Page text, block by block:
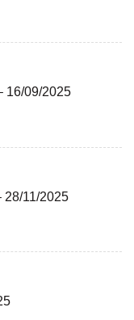
16/09/2025
28/11/2025